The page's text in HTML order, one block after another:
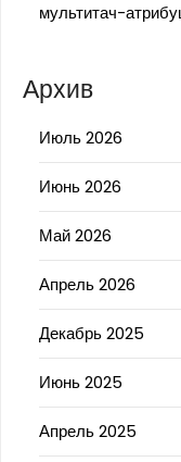
мультитач-
Архив
Июль 2026
Июнь 2026
Май 2026
Апрель 2026
Декабрь 2025
Июнь 2025
Апрель 2025